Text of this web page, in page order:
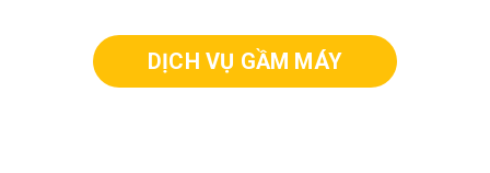
DỊCH VỤ GẦM MÁY